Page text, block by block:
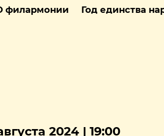
филармонии
Год единства
2024 | 19:00